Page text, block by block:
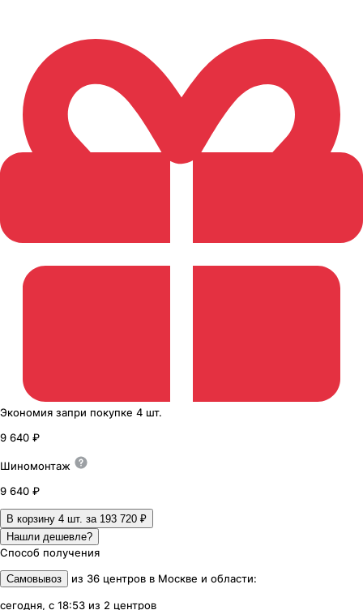
Экономия запри покупке 4 шт.
9 640 ₽
Шиномонтаж
9 640 ₽
В корзину 4 шт. за 193 720 ₽
Нашли дешевле?
Способ получения
Самовывоз из 36 центров в Москве и области:
сегодня, с 18:53 из 2 центров